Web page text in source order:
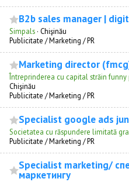
B2b sales manager |
Simpals · Chişinău
Publicitate / Marketing / PR
Marketing director
Întreprinderea cu capital străin
Chişinău
Publicitate / Marketing / PR
Specialist google ads
Societatea cu răspundere limitată
Publicitate / Marketing / PR
Specialist marketing/
маркетингу